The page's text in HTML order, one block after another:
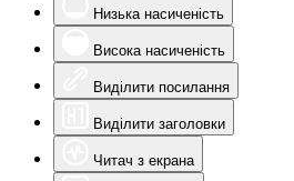
Низька насиченість
Висока насиченість
Виділити посилання
Виділити заголовки
Читач з екрана